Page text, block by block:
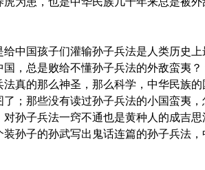
中国孩子们灌输孙子兵法是人类历史
，总是败给不懂孙子兵法的外敌蛮夷
真的那么神圣，那么科学，中华民族
；那些没有读过孙子兵法的小国蛮夷
孙子兵法一窍不通也是黄种人的成吉
孙子的孙武写出鬼话连篇的孙子兵法